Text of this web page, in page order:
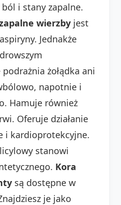
i stany zapalne.
wierzby jest
Jednakże
żołądka ani
napotnie i
Hamuje również
Oferuje działanie
i kardioprotekcyjne.
stanowi
Kora
są dostępne w
je jako